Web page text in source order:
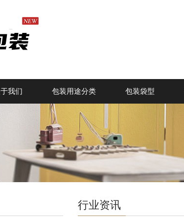
我们 包装用途分类 包装袋型
行业资讯